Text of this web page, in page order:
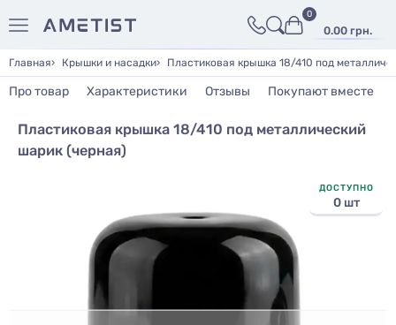
0.00 грн.
0
Главная Крышки и насадки Пластиковая крышка 18/410 под
Про товар Характеристики Отзывы Покупают вместе
Пластиковая крышка 18/410 под металлический
шарик (черная)
ДОСТУПНО
0 шт